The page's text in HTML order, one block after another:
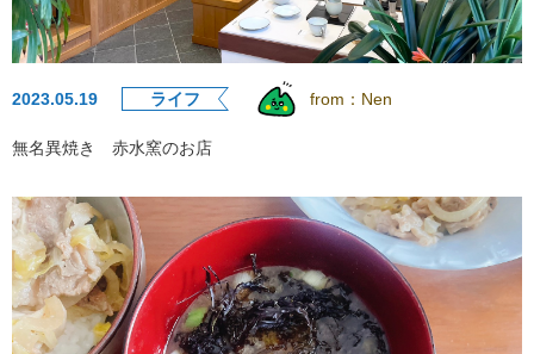
2023.05.19 ライフ from： Nen
無名異焼き 赤水窯のお店